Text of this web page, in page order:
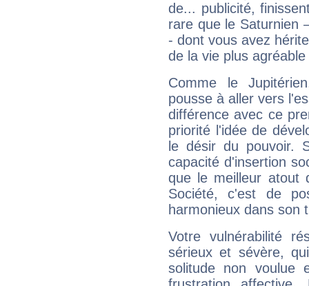
de... publicité,
rare que le Saturnien
- dont vous avez
de la vie plus
Comme le
pousse à aller vers
différence avec ce
priorité l'idée de
le désir du pouvoir.
capacité d'insertion
que le meilleur atout
Société, c'est de
harmonieux dans son
Votre vulnérabilité
sérieux et sévère,
solitude non voulue